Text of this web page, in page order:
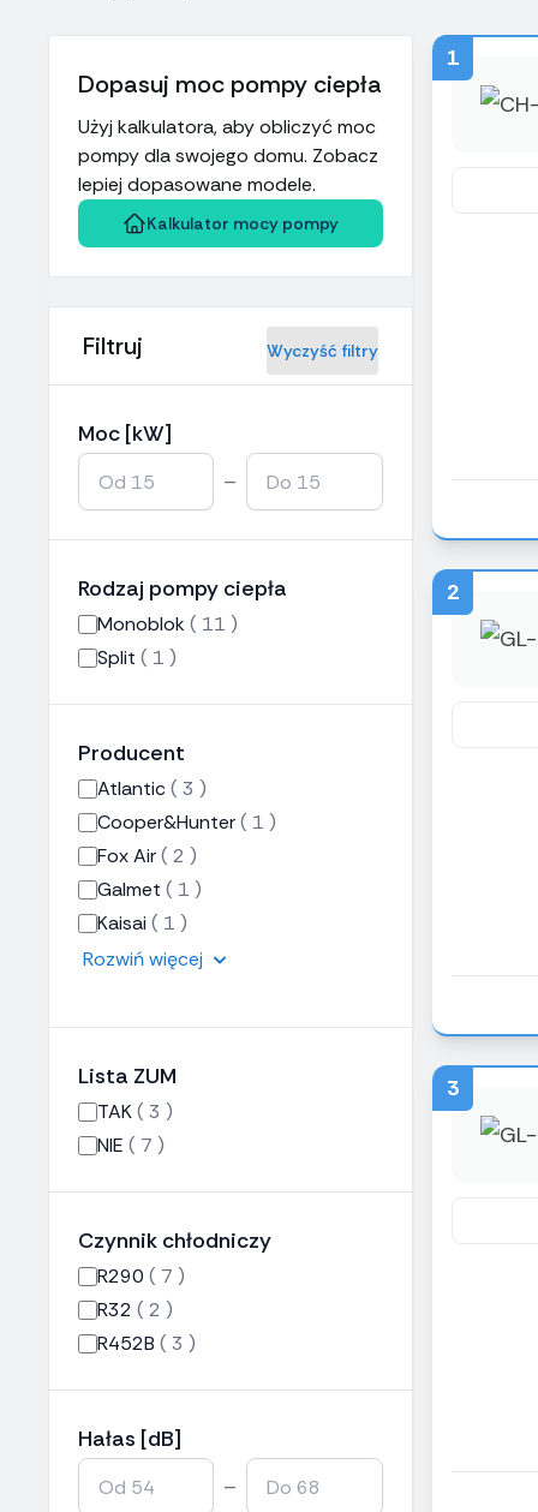
Dopasuj moc pompy ciepła
Użyj kalkulatora, aby obliczyć moc
pompy dla swojego domu. Zobacz
lepiej dopasowane modele.
Kalkulator mocy pompy
Filtruj Wyczyść filtry
Moc [kW]
–
Rodzaj pompy ciepła
Monoblok( 11 )
Split ( 1 )
Producent
Atlantic( 3 )
Cooper&Hunter( 1 )
Fox Air( 2 )
Galmet ( 1 )
Kaisai ( 1 )
Rozwiń więcej
Lista ZUM
TAK( 3 )
NIE ( 7 )
Czynnik chłodniczy
R290 ( 7 )
R32 ( 2 )
R452B ( 3 )
Hałas [dB]
–
1
2
3